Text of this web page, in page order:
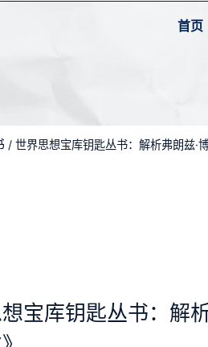
首页
/ 世界思想宝库钥匙丛书：解析弗朗兹·
宝库钥匙丛书：解